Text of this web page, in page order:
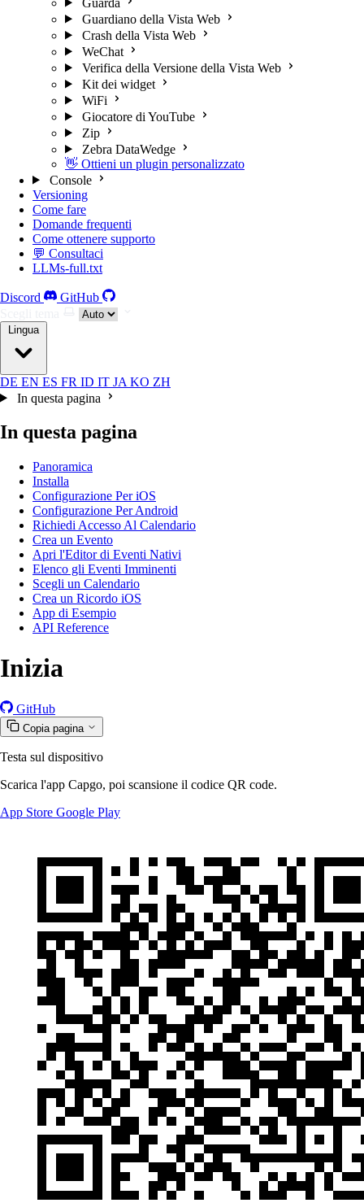
Guardiano della Vista Web
Crash della Vista Web
WeChat
Verifica della Versione della Vista Web
Kit dei widget
WiFi
Giocatore di YouTube
Zip
Zebra DataWedge
👋 Ottieni un plugin personalizzato
Console
Versioning
Come fare
Domande frequenti
Come ottenere supporto
💬 Consultaci
LLMs-full.txt
Discord
GitHub
Lingua
DE EN ES FR ID IT JA KO ZH
In questa pagina
In questa pagina
Panoramica
Installa
Configurazione Per iOS
Configurazione Per Android
Richiedi Accesso Al Calendario
Crea un Evento
Apri l'Editor di Eventi Nativi
Elenco gli Eventi Imminenti
Scegli un Calendario
Crea un Ricordo iOS
App di Esempio
API Reference
Inizia
GitHub
Copia pagina
Testa sul dispositivo
Scarica l'app Capgo, poi scansione il codice QR code.
App Store Google Play